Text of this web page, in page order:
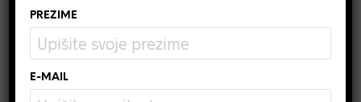
SKU:BB-C7-C1-12
KATEGORIJE:
PREZIME
E-MAIL